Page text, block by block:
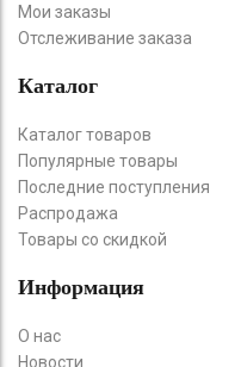
Мои заказы
Отслеживание заказа
Каталог
Каталог товаров
Популярные товары
Последние поступления
Распродажа
Товары со скидкой
Информация
О нас
Новости